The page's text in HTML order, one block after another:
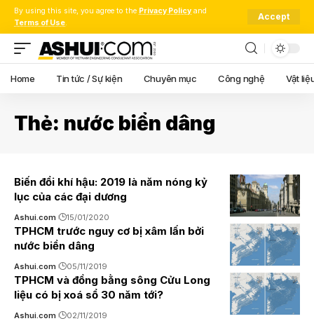
By using this site, you agree to the Privacy Policy and
Terms of Use.
Accept
Home Tin tức / Sự kiện Chuyên mục Công nghệ Vật
Thẻ: nước biển dâng
Biến đổi khí hậu: 2019 là năm nóng kỷ
lục của các đại dương
Ashui.com 15/01/2020
TPHCM trước nguy cơ bị xâm lấn bởi
nước biển dâng
Ashui.com 05/11/2019
TPHCM và đồng bằng sông Cửu Long
liệu có bị xoá sổ 30 năm tới?
Ashui.com 02/11/2019